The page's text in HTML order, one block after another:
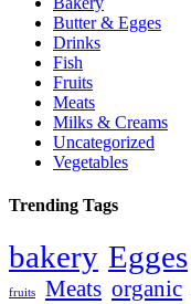
Butter & Egges
Drinks
Fish
Fruits
Meats
Milks & Creams
Uncategorized
Vegetables
Trending Tags
bakery Egges
fruits Meats organic